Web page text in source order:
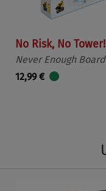
No Risk, No Tower!
Never Enough
12,99 €